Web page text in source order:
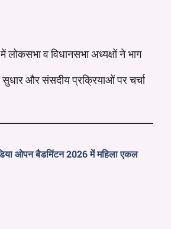
व विधानसभा अध्यक्षों ने भाग
सुधार और संसदीय प्रक्रियाओं पर चर्चा
ओपन बैडमिंटन 2026 में महिला एकल